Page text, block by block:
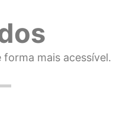
mais acessível.